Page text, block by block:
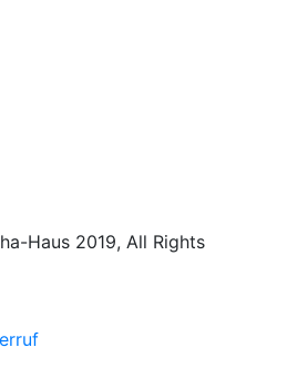
Haus 2019, All Rights